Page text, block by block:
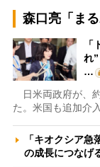
森口亮「ま
れ
…
日米両政府が、
た。米国も追加介
「キオクシア
の成長につな